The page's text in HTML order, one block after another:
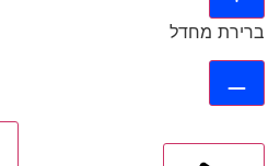
ברירת מחדל